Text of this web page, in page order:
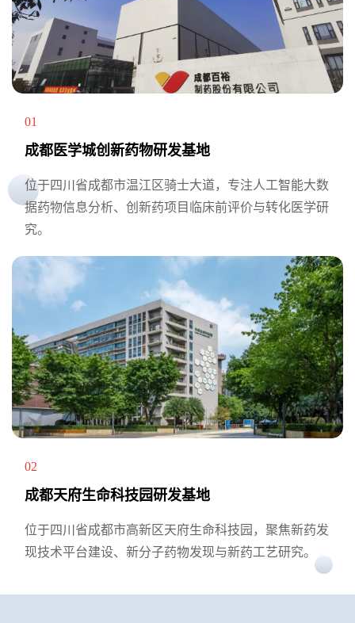
01
成都医学城创新药物研发基地
位于四川省成都市温江区骑士大道，专注人工智能大数
据药物信息分析、创新药项目临床前评价与转化医学研
究。
02
成都天府生命科技园研发基地
位于四川省成都市高新区天府生命科技园，聚焦新药发
现技术平台建设、新分子药物发现与新药工艺研究。